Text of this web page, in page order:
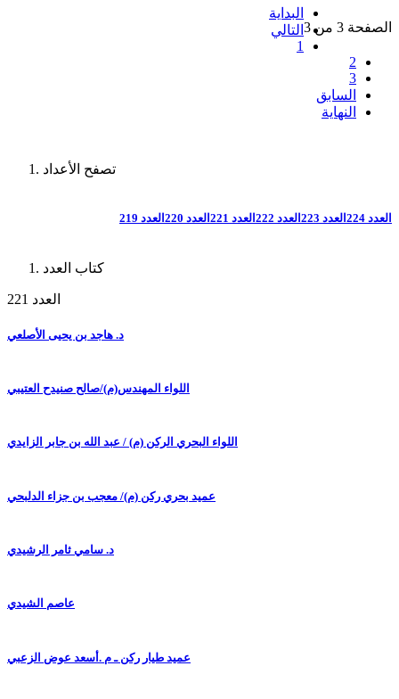
الصفحة 3 من 3
البداية
التالي
1
2
3
السابق
النهاية
تصفح الأعداد
العدد 224 العدد 223 العدد 222 العدد 221 العدد 220 العدد 219
كتاب العدد
العدد 221
د. هاجد بن يحيى الأصلعي
اللواء المهندس(م)/صالح صنيدح العتيبي
اللواء البحري الركن (م) / عبد الله بن جابر الزايدي
عميد بحري ركن (م)/ معجب بن جزاء الدلبحي
د. سامي ثامر الرشيدي
عاصم الشيدي
عميد طيار ركن ـ م .أسعد عوض الزعبي